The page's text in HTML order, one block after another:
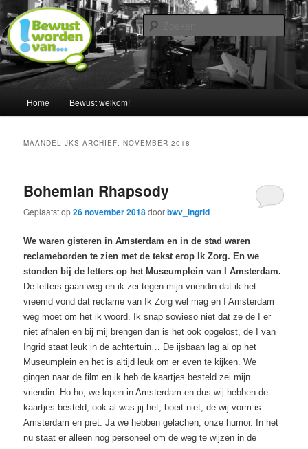
naar
de
primaire
inhoud
naar
de
secundaire
inhoudNederland bewust maken van…
Een blog door Ingrid Albers
Home Bewust welkom!
MAANDELIJKS ARCHIEF:NOVEMBER 2018
Bohemian Rhapsody
Geplaatst op26 november 2018doorbwv_ingrid
We waren gisteren in Amsterdam en in de stad waren
reclameborden te zien met de tekst erop Ik Zorg. En we
stonden bij de letters op het Museumplein van I Amsterdam.
De letters gaan weg en ik zei tegen mijn vriendin dat ik het
vreemd vond dat reclame van Ik Zorg wel mag en I Amsterdam
weg moet om het ik woord. Ik snap sowieso niet dat ze de I er
niet afhalen en bij mij brengen dan is het ook opgelost, de I van
Ingrid staat leuk in de achtertuin… De ijsbaan lag al op het
Museumplein en het is altijd leuk om er even te kijken. We
gingen naar de film en ik heb de kaartjes besteld zei mijn
vriendin. Ho ho, we lopen in Amsterdam en dus wij hebben de
kaartjes besteld, ook al was jij het, boeit niet, de wij vorm is
Amsterdam en pret. Ja we hebben gelachen, onze humor. In het
nu staat er alleen nog personeel om de weg te wijzen in de